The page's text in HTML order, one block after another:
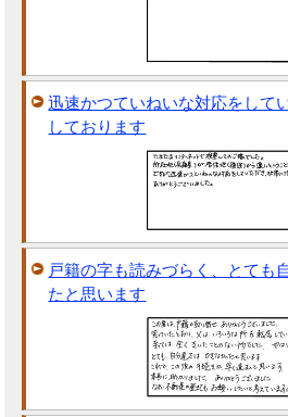
迅速かつていねいな対応をして
しております
戸籍の字も読みづらく、とても
たと思います